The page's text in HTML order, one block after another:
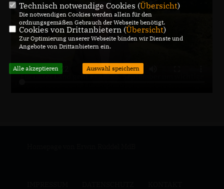
Technisch notwendige Cookies (Übersicht)
Die notwendigen Cookies werden allein für den
ordnungsgemäßen Gebrauch der Webseite benötigt.
Cookies von Drittanbietern (Übersicht)
Zur Optimierung unserer Webseite binden wir Dienste und
Angebote von Drittanbietern ein.
Alle akzeptieren Auswahl speichern